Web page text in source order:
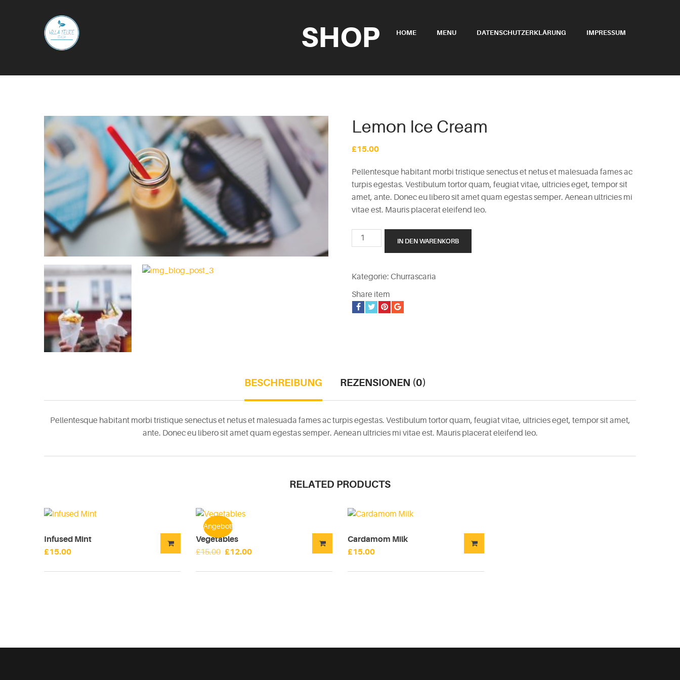
HOME MENU DATENSCHUTZERKLÄRUNG IMPRESSUM
SHOP
Lemon Ice Cream
£15.00
Pellentesque habitant morbi tristique senectus et netus et malesuada fames ac
turpis egestas. Vestibulum tortor quam, feugiat vitae, ultricies eget, tempor sit
amet, ante. Donec eu libero sit amet quam egestas semper. Aenean ultricies mi
vitae est. Mauris placerat eleifend leo.
Lemon
Ice
Menge
IN DEN WARENKORB
Kategorie:Churrascaria
Share item
BESCHREIBUNG REZENSIONEN (0)
Pellentesque habitant morbi tristique senectus et netus et malesuada fames ac turpis egestas. Vestibulum tortor quam, feugiat vitae, ultricies eget, tempor sit amet,
ante. Donec eu libero sit amet quam egestas semper. Aenean ultricies mi vitae est. Mauris placerat eleifend leo.
RELATED PRODUCTS
Infused Mint
£15.00
Angebot!
Vegetables
£15.00 Ursprünglicher
£12.00Aktueller
Cardamom Milk
£15.00